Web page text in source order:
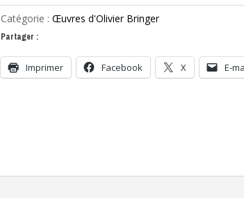
intérieure
Catégorie :Œuvres d'Olivier Bringer
Partager :
Imprimer Facebook X E-